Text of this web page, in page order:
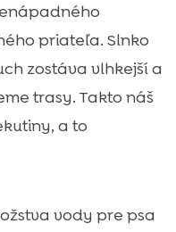
priateľa. Slnko
zostáva vlhkejší a
trasy. Takto náš
a to
vody pre psa